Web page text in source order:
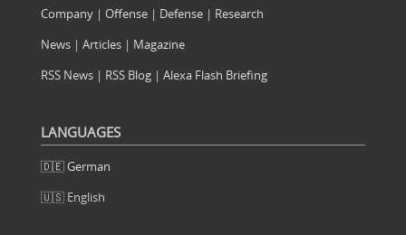
Company| Offense| Defense| Research
News| Articles| Magazine
RSS News| RSS Blog| Alexa Flash Briefing
LANGUAGES
🇩🇪 German
🇺🇸 English